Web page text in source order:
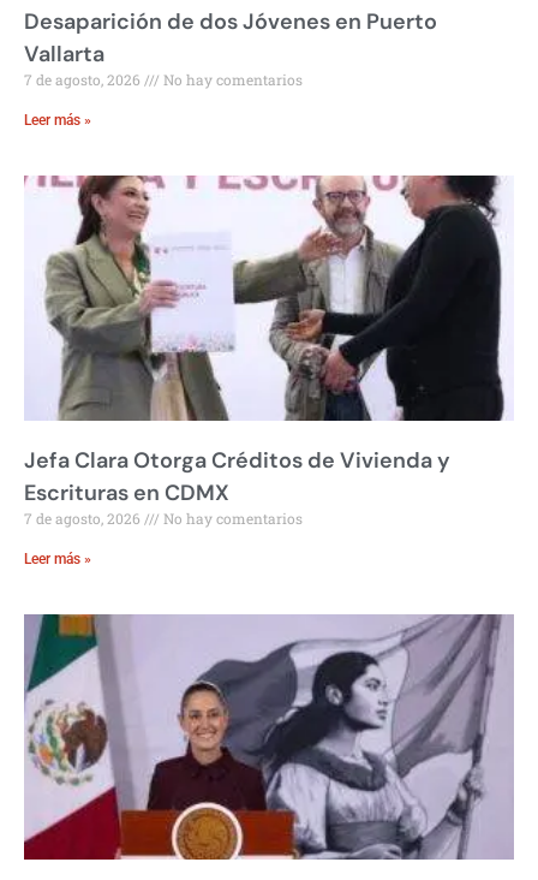
Desaparición de dos Jóvenes en Puerto
Vallarta
7 de agosto, 2026 No hay comentarios
Leer más »
Jefa Clara Otorga Créditos de Vivienda y
Escrituras en CDMX
7 de agosto, 2026 No hay comentarios
Leer más »